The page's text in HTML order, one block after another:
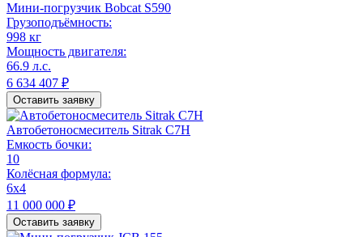
Мини-погрузчик Bobcat S590
Грузоподъёмность:
998 кг
Мощность двигателя:
66.9 л.с.
6 634 407 ₽
Оставить заявку
Автобетоносмеситель Sitrak C7H
Емкость бочки:
10
Колёсная формула:
6x4
11 000 000 ₽
Оставить заявку